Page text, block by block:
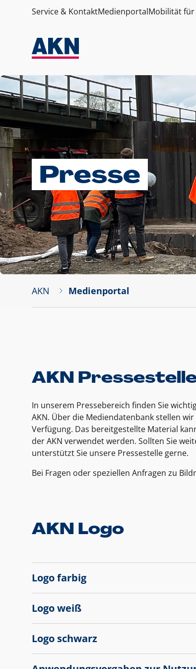
Service & KontaktMedienportalMobilität für
Presse
AKN Medienportal
AKN
In unserem Pressebereich finden Sie
AKN. Über die Mediendatenbank stellen
Verfügung. Das bereitgestellte Material
der AKN verwendet werden. Sollten Sie
unterstützt Sie unsere Pressestelle gerne.
Bei Fragen oder speziellen Anfragen zu
AKN Logo
Logo farbig
Logo weiß
Logo schwarz